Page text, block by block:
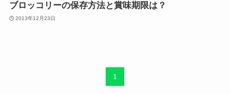
ブロッコリーの保存方法と賞味期限は？
2013年12月23日
1